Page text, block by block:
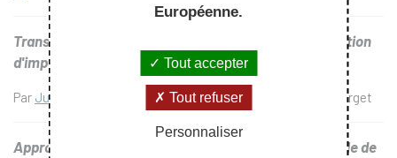
Transition vers l'innovation responsable : de la réduction
d'impact aux modèles de circularité ?
Par Juin Corentin dirigé parThierry Rayna et Valentine Georget
Approches stratégiques pour une gestion responsable de
Européenne.
Tout accepter
Tout refuser
Personnaliser